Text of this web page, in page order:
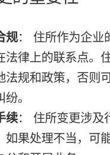
规： 住所作为企业
法律上的联系点。
法规和政策，否则
。
续： 住所变更涉及
如果处理不当，可